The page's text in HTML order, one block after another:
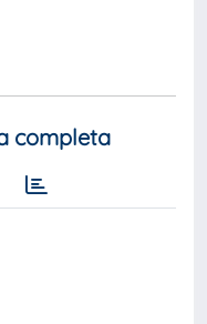
completa